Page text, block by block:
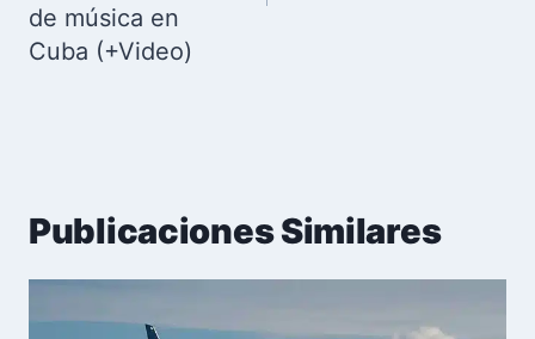
de música en
Cuba (+Video)
Publicaciones Similares